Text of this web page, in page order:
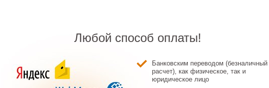
Душевая кабина
120x80x222 Timo
(ILMA-902 L B) Без
Дренажный профиль
S50RF) сталь
Дренажный канал
Timo Premium (SF-60-
Дренажный канал
Любой способ оплаты!
Банковским переводом (безналичный
расчет), как физическое, так и
юридическое лицо